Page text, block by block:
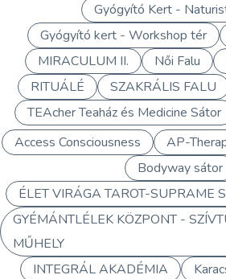
Gyógyító Kert -
Gyógyító kert - Workshop tér
MIRACULUM II.
Női Falu
RITUÁLÉ
SZAKRÁLIS FALU
TEAcher Teaház és Medicine Sátor
Access Consciousness
AP-
Bodyway sátor
ÉLET VIRÁGA TAROT-SUPRAME
GYÉMÁNTLÉLEK KÖZPONT -
MŰHELY
INTEGRÁL AKADÉMIA